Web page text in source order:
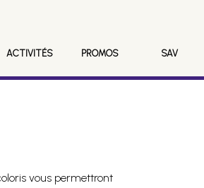
ACTIVITÉS PROMOS SAV
vous permettront